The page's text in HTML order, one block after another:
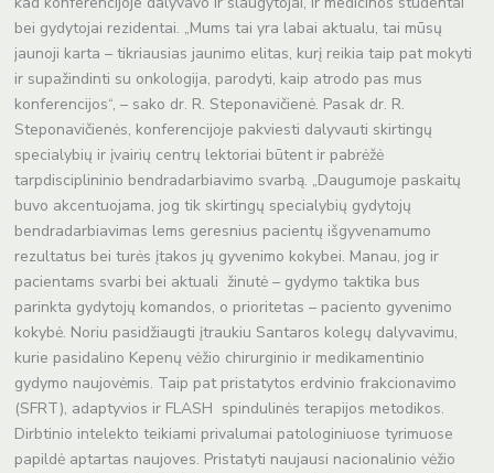
bei gydytojai rezidentai. „Mums tai yra labai aktualu, tai mūsų
jaunoji karta – tikriausias jaunimo elitas, kurį reikia taip pat mokyti
ir supažindinti su onkologija, parodyti, kaip atrodo pas mus
konferencijos“, – sako dr. R. Steponavičienė. Pasak dr. R.
Steponavičienės, konferencijoje pakviesti dalyvauti skirtingų
specialybių ir įvairių centrų lektoriai būtent ir pabrėžė
tarpdisciplininio bendradarbiavimo svarbą. „Daugumoje paskaitų
buvo akcentuojama, jog tik skirtingų specialybių gydytojų
bendradarbiavimas lems geresnius pacientų išgyvenamumo
rezultatus bei turės įtakos jų gyvenimo kokybei. Manau, jog ir
pacientams svarbi bei aktuali žinutė – gydymo taktika bus
parinkta gydytojų komandos, o prioritetas – paciento gyvenimo
kokybė. Noriu pasidžiaugti įtraukiu Santaros kolegų dalyvavimu,
kurie pasidalino Kepenų vėžio chirurginio ir medikamentinio
gydymo naujovėmis. Taip pat pristatytos erdvinio frakcionavimo
(SFRT), adaptyvios ir FLASH spindulinės terapijos metodikos.
Dirbtinio intelekto teikiami privalumai patologiniuose tyrimuose
papildė aptartas naujoves. Pristatyti naujausi nacionalinio vėžio